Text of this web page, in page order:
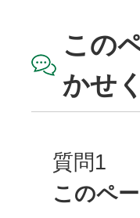
この
かせ
質問1
このペ